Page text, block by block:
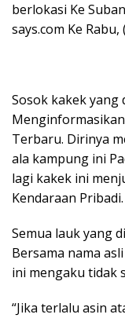
berlokasi Ke
says.com Ke Rabu,
Sosok kakek yang
Terbaru. Dirinya
ala kampung ini
lagi kakek ini
Kendaraan Pribadi.
Semua lauk yang
Bersama nama
ini mengaku tidak
“Jika terlalu asin